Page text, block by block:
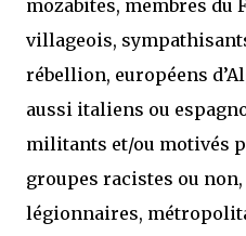
mozabites, membres du
villageois,
rébellion, européens
aussi italiens ou
militants et/ou motivés
groupes racistes ou
légionnaires,